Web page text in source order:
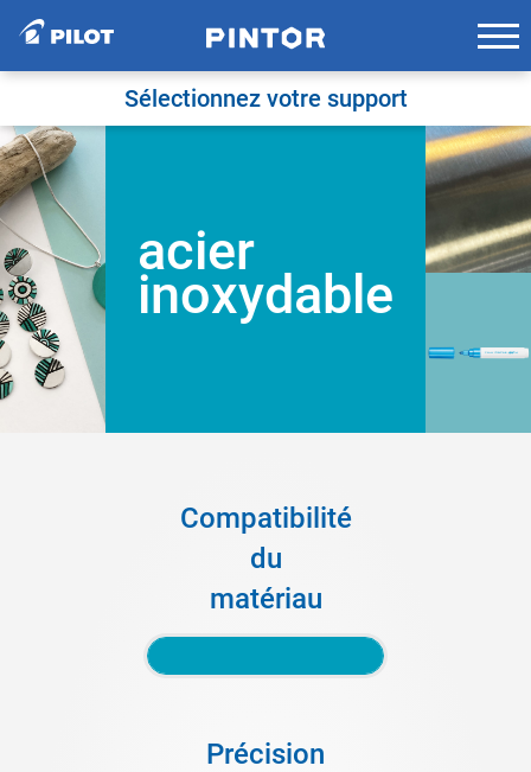
Sélectionnez votre support
acier
inoxydable
Compatibilité
du
matériau
Précision